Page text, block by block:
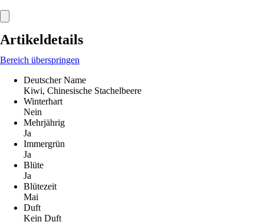
Artikeldetails
Bereich überspringen
Deutscher Name
Kiwi, Chinesische Stachelbeere
Winterhart
Nein
Mehrjährig
Ja
Immergrün
Ja
Blüte
Ja
Blütezeit
Mai
Duft
Kein Duft